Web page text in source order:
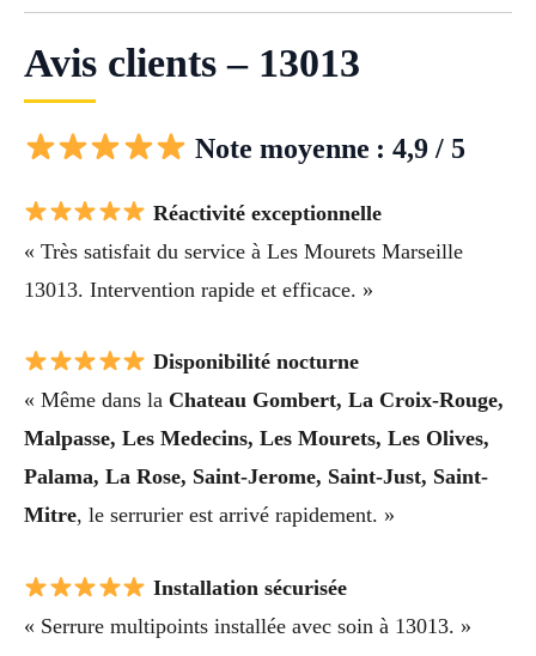
Avis clients – 13013
Note moyenne : 4,9 / 5
Réactivité exceptionnelle
« Très satisfait du service à Les Mourets Marseille
13013. Intervention rapide et efficace. »
Disponibilité nocturne
« Même dans la Chateau Gombert, La Croix-Rouge,
Malpasse, Les Medecins, Les Mourets, Les Olives,
Palama, La Rose, Saint-Jerome, Saint-Just, Saint-
Mitre, le serrurier est arrivé rapidement. »
Installation sécurisée
« Serrure multipoints installée avec soin à 13013. »